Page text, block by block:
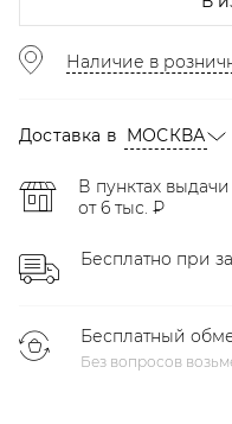
Наличие в
Доставка в МОСКВА
В пунктах
от 6 тыс. ₽
Бесплатно при
Бесплатный
Без вопросов